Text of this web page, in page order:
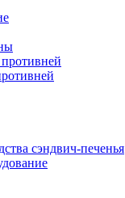
сэндвич-печенья